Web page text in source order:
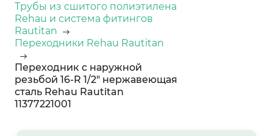
Трубы из сшитого полиэтилена
Rehau и система фитингов
Rautitan
Переходники Rehau Rautitan
Переходник с наружной
резьбой 16-R 1/2" нержавеющая
сталь Rehau Rautitan
11377221001